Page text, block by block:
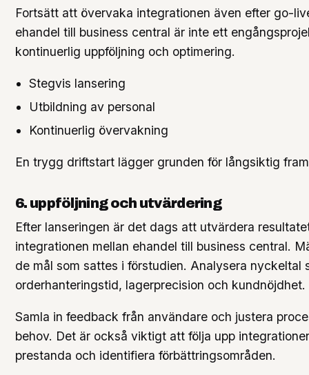
Fortsätt att övervaka integrationen även efter go-
ehandel till business central är inte ett
kontinuerlig uppföljning och optimering.
Stegvis lansering
Utbildning av personal
Kontinuerlig övervakning
En trygg driftstart lägger grunden för långsiktig
6. uppföljning och utvärdering
Efter lanseringen är det dags att utvärdera
integrationen mellan ehandel till business central.
de mål som sattes i förstudien. Analysera nyckeltal
orderhanteringstid, lagerprecision och kundnöjdhet.
Samla in feedback från användare och justera
behov. Det är också viktigt att följa upp
prestanda och identifiera förbättringsområden.